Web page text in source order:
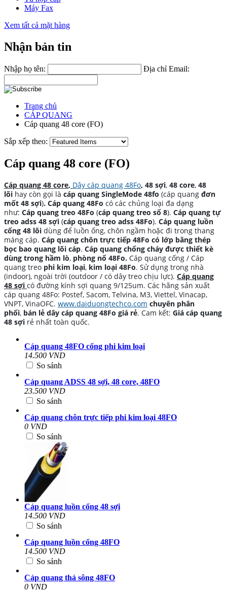
Máy Fax
Xem tất cả mặt hàng
Nhận bản tin
Nhập họ tên: Địa chỉ Email:
Trang chủ
CÁP QUANG
Cáp quang 48 core (FO)
Sắp xếp theo:
Cáp quang 48 core (FO)
Cáp quang 48 core, Dây cáp quang 48Fo, 48 sợi, 48 core, 48
lõi hay còn gọi là cáp quang SingleMode 48fo (cáp quang đơn
mốt 48 sợi). Cáp quang 48Fo có các chủng loại đa dạng
như: Cáp quang treo 48Fo (cáp quang treo số 8). Cáp quang tự
treo adss 48 sợi (cáp quang treo adss 48Fo). Cáp quang luồn
cống 48 lõi dùng để luồn ống, chôn ngầm hoặc đi trong thang
máng cáp. Cáp quang chôn trực tiếp 48Fo có lớp băng thép
bọc bao quang lõi cáp. Cáp quang chống cháy được thiết kè
dùng trong hầm lò, phòng nổ 48Fo. Cáp quang cống / Cáp
quang treo phi kim loại, kim loại 48Fo. Sử dụng trong nhà
(indoor), ngoài trời (outdoor / có dây treo chịu lực). Cáp quang
48 sợi có đường kính sợi quang 9/125um. Các hãng sản xuất
cáp quang 48Fo: Postef, Sacom, Telvina, M3, Viettel, Vinacap,
VNPT, VinaOFC. www.daiduongtechco.com chuyên phân
phối, bán lẻ dây cáp quang 48Fo giá rẻ. Cam kết: Giá cáp quang
48 sợi rẻ nhất toàn quốc.
Cáp quang 48FO cống phi kim loại
14.500 VND
So sánh
Cáp quang ADSS 48 sợi, 48 core, 48FO
23.500 VND
So sánh
Cáp quang chôn trực tiếp phi kim loại 48FO
0 VND
So sánh
Cáp quang luồn cống 48 sợi
14.500 VND
So sánh
Cáp quang luồn cống 48FO
14.500 VND
So sánh
Cáp quang thả sông 48FO
0 VND